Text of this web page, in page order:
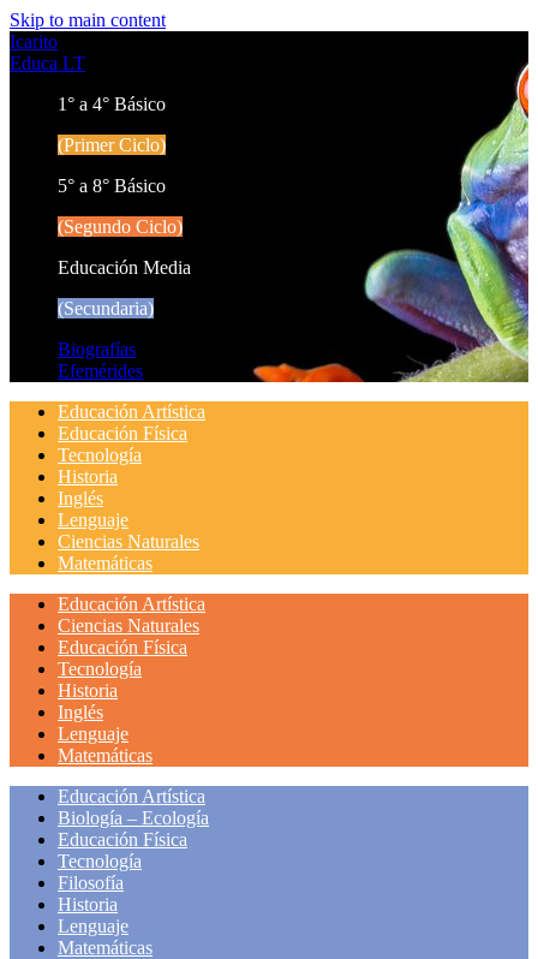
Skip to main content
Icarito
Educa LT
1° a 4° Básico
(Primer Ciclo)
5° a 8° Básico
(Segundo Ciclo)
Educación Media
(Secundaria)
Biografías
Efemérides
Educación Artística
Educación Física
Tecnología
Historia
Inglés
Lenguaje
Ciencias Naturales
Matemáticas
Educación Artística
Ciencias Naturales
Educación Física
Tecnología
Historia
Inglés
Lenguaje
Matemáticas
Educación Artística
Biología – Ecología
Educación Física
Tecnología
Filosofía
Historia
Lenguaje
Matemáticas